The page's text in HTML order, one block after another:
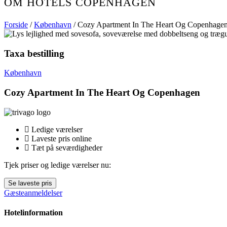
Forside /København / Cozy Apartment In The Heart Og
Taxa bestilling
København
Cozy Apartment In The Heart Og Copenhagen
Ledige værelser
Laveste pris online
Tæt på seværdigheder
Tjek priser og ledige værelser nu:
Se laveste pris
Gæsteanmeldelser
Hotelinformation